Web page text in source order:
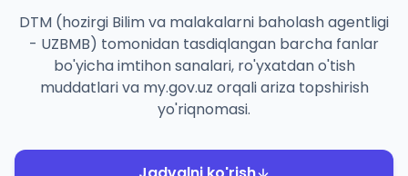
DTM (hozirgi Bilim va malakalarni baholash agentligi
- UZBMB) tomonidan tasdiqlangan barcha fanlar
bo'yicha imtihon sanalari, ro'yxatdan o'tish
muddatlari va my.gov.uz orqali ariza topshirish
yo'riqnomasi.